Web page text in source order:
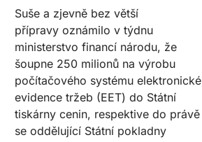
Suše a zjevně bez větší
přípravy oznámilo v týdnu
ministerstvo financí národu, že
šoupne 250 milionů na výrobu
počítačového systému elektronické
evidence tržeb (EET) do Státní
tiskárny cenin, respektive do právě
se oddělující Státní pokladny